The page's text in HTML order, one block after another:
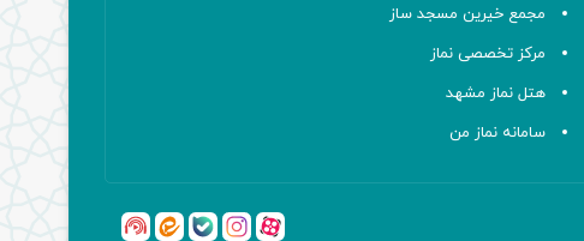
مجمع خیرین مسجد ساز
مرکز تخصصی نماز
هتل نماز مشهد
سامانه نماز من
آپاراتاینستاگرام
بله ایتا شنوتو